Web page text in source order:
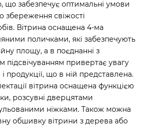
забезпечує оптимальні умови
збереження свіжості
Вітрина оснащена 4-ма
поличками, які забезпечують
площу, а в поєднанні з
підсвічуванням привертає увагу
продукції, що в ній представлена.
вітрина оснащена функцією
розсувні дверцятами
ніжками. Також можна
обшивку вітрини з дерева або